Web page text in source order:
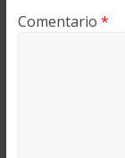
Comentario *